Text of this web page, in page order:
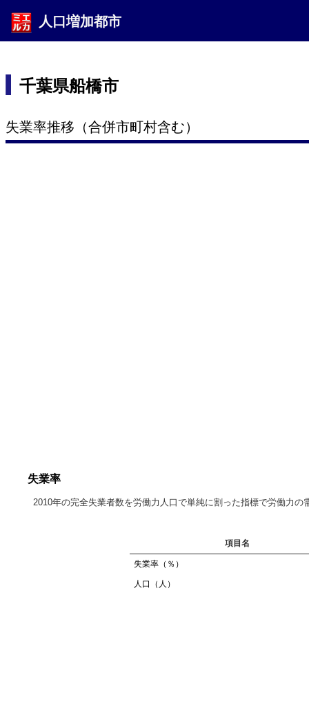
人口増加都市
千葉県船橋市
失業率推移（合併市町村含む）
失業率
2010年の完全失業者数を労働力人口で単純に割った指標で労働力
項目名
失業率（％）
人口（人）